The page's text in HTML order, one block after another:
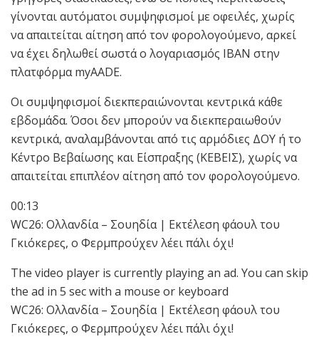
γίνονται αυτόματοι συμψηφισμοί με οφειλές, χωρίς
να απαιτείται αίτηση από τον φορολογούμενο, αρκεί
να έχει δηλωθεί σωστά ο λογαριασμός IBAN στην
πλατφόρμα myAADE.
Οι συμψηφισμοί διεκπεραιώνονται κεντρικά κάθε
εβδομάδα. Όσοι δεν μπορούν να διεκπεραιωθούν
κεντρικά, αναλαμβάνονται από τις αρμόδιες ΔΟΥ ή το
Κέντρο Βεβαίωσης και Είσπραξης (ΚΕΒΕΙΣ), χωρίς να
απαιτείται επιπλέον αίτηση από τον φορολογούμενο.
00:13
WC26: Ολλανδία – Σουηδία | Εκτέλεση φάουλ του
Γκιόκερες, ο Φερμπρούχεν λέει πάλι όχι!
The video player is currently playing an ad. You can skip
the ad in 5 sec with a mouse or keyboard
WC26: Ολλανδία – Σουηδία | Εκτέλεση φάουλ του
Γκιόκερες, ο Φερμπρούχεν λέει πάλι όχι!